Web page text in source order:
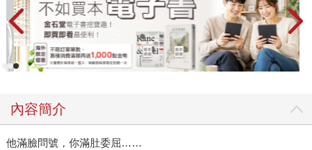
內容簡介
他滿臉問號，你滿肚委屈……